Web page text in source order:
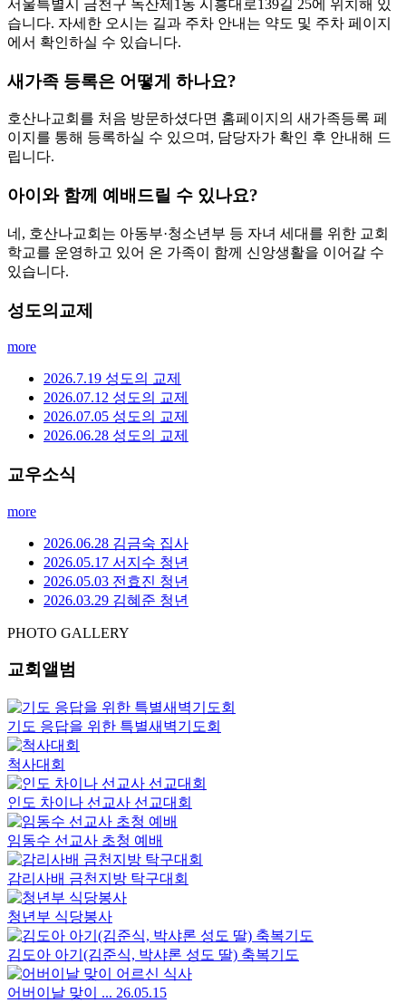
서울특별시 금천구 독산제1동 시흥대로139길 25에 위치해 있
습니다. 자세한 오시는 길과 주차 안내는 약도 및 주차 페이지
에서 확인하실 수 있습니다.
새가족 등록은 어떻게 하나요?
호산나교회를 처음 방문하셨다면 홈페이지의 새가족등록 페
이지를 통해 등록하실 수 있으며, 담당자가 확인 후 안내해 드
립니다.
아이와 함께 예배드릴 수 있나요?
네, 호산나교회는 아동부·청소년부 등 자녀 세대를 위한 교회
학교를 운영하고 있어 온 가족이 함께 신앙생활을 이어갈 수
있습니다.
성도의교제
more
2026.7.19 성도의 교제
2026.07.12 성도의 교제
2026.07.05 성도의 교제
2026.06.28 성도의 교제
교우소식
more
2026.06.28 김금숙 집사
2026.05.17 서지수 청년
2026.05.03 전효진 청년
2026.03.29 김혜준 청년
PHOTO GALLERY
교회앨범
기도 응답을 위한 특별새벽기도회
척사대회
인도 차이나 선교사 선교대회
임동수 선교사 초청 예배
감리사배 금천지방 탁구대회
청년부 식당봉사
김도아 아기(김준식, 박샤론 성도 딸) 축복기도
어버이날 맞이 ... 26.05.15